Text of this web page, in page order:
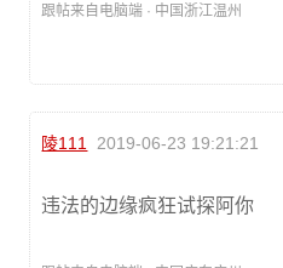
跟帖来自电脑端 · 中国浙江温州
陵111 2019-06-23 19:21:21
违法的边缘疯狂试探阿你